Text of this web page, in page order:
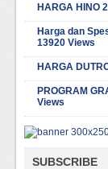
HARGA HINO
Harga dan
13920 Views
HARGA
PROGRAM
Views
SUBSCRIBE